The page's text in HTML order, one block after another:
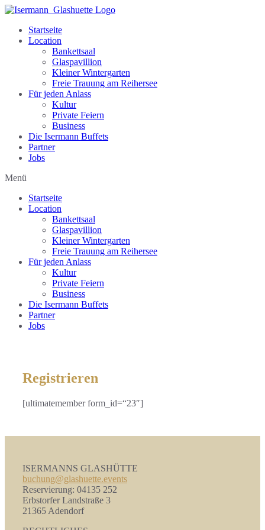
Zum
springenStartseite
Location
Bankettsaal
Glaspavillion
Kleiner Wintergarten
Freie Trauung am Reihersee
Für jeden Anlass
Kultur
Private Feiern
Business
Die Isermann Buffets
Partner
Jobs
Menü
Startseite
Location
Bankettsaal
Glaspavillion
Kleiner Wintergarten
Freie Trauung am Reihersee
Für jeden Anlass
Kultur
Private Feiern
Business
Die Isermann Buffets
Partner
Jobs
Registrieren
[ultimatemember form_id=“23″]
ISERMANNS GLASHÜTTE
buchung@glashuette.events
Reservierung: 04135 252
Erbstorfer Landstraße 3
21365 Adendorf